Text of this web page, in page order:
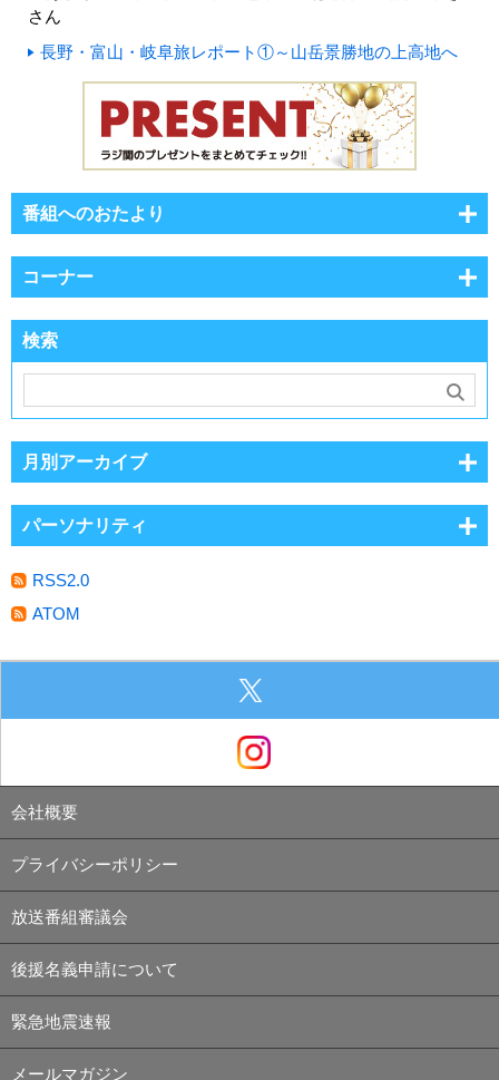
さん
長野・富山・岐阜旅レポート①～山岳景勝地の上高地へ
番組へのおたより
コーナー
検索
月別アーカイブ
パーソナリティ
RSS2.0
ATOM
会社概要
プライバシーポリシー
放送番組審議会
後援名義申請について
緊急地震速報
メールマガジン